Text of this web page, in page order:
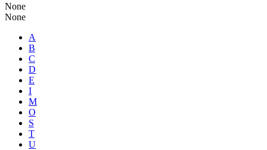
None
None
A
B
C
D
E
I
M
O
S
T
U